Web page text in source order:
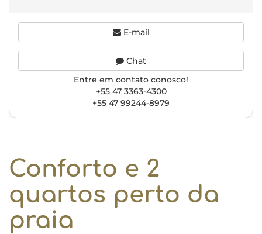
Conforto e 2
quartos perto da
praia
E-mail
Chat
Entre em contato conosco!
+55 47 3363-4300
+55 47 99244-8979